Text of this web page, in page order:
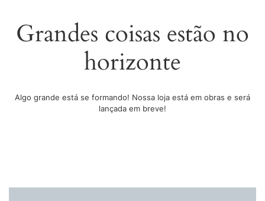
Grandes coisas estão no
horizonte
Algo grande está se formando! Nossa loja está em obras e será
lançada em breve!